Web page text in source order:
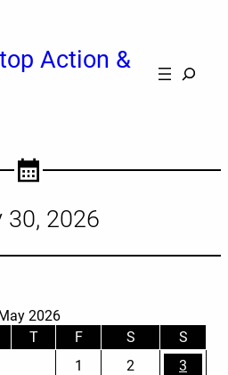
Action &
30, 2026
2026
T F S
S
1
2
3